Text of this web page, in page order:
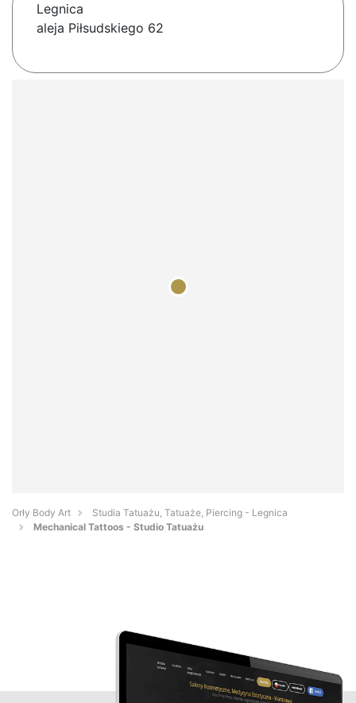
Legnica
aleja Piłsudskiego 62
Orły Body Art
Studia Tatuażu, Tatuaże, Piercing - Legnica
Mechanical Tattoos - Studio Tatuażu